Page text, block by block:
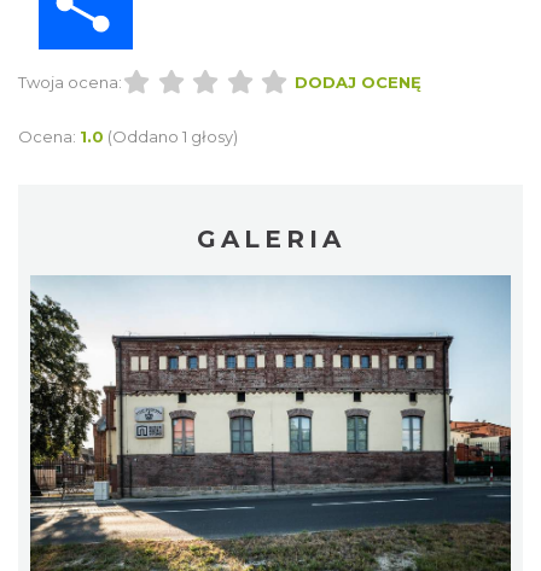
Twoja ocena: DODAJ OCENĘ
Ocena: 1.0 (Oddano 1 głosy)
GALERIA